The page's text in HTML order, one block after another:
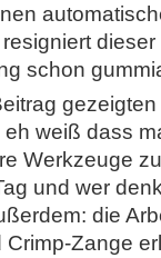
schon
weiß dass
Werkzeuge
und wer
die
Zange